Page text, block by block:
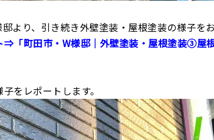
より、引き続き外壁塗装・屋根塗装の様子をお
⇒「町田市・W様邸｜外壁塗装・屋根塗装③屋
をレポートします。